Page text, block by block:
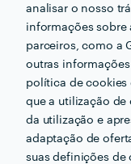
analisar o nosso
informações sobre
parceiros, como a
outras
política de cookies
que a utilização de
da utilização e
adaptação de
suas definições de
ZAASK